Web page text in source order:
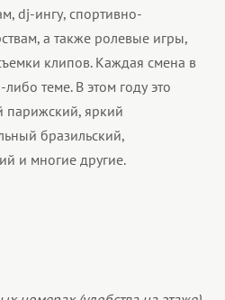
dj-ингу, спортивно-
а также ролевые игры,
клипов. Каждая смена в
теме. В этом году это
парижский, яркий
бразильский,
и многие другие.